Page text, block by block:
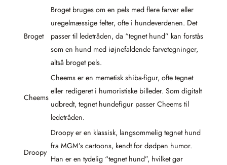
Broget
Broget bruges om en pels med flere farver eller
uregelmæssige felter, ofte i hundeverdenen. Det
passer til ledetråden, da “tegnet hund” kan forstås
som en hund med iøjnefaldende farvetegninger,
altså broget pels.
Cheems
Cheems er en memetisk shiba-figur, ofte tegnet
eller redigeret i humoristiske billeder. Som digitalt
udbredt, tegnet hundefigur passer Cheems til
ledetråden.
Droopy
Droopy er en klassisk, langsommelig tegnet hund
fra MGM’s cartoons, kendt for dødpan humor.
Han er en tydelig “tegnet hund”, hvilket gør